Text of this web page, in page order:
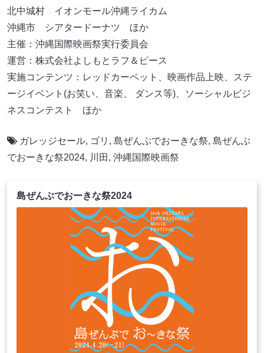
北中城村 イオンモール沖縄ライカム
沖縄市 シアタードーナツ ほか
主催：沖縄国際映画祭実行委員会
運営：株式会社よしもとラフ＆ピース
実施コンテンツ：レッドカーペット、映画作品上映、ステ
ージイベント(お笑い、音楽、 ダンス等)、ソーシャルビジ
ネスコンテスト ほか
ガレッジセール, ゴリ , 島ぜんぶでおーきな祭, 島ぜんぶ
でおーきな祭2024, 川田 , 沖縄国際映画祭
島ぜんぶでおーきな祭2024